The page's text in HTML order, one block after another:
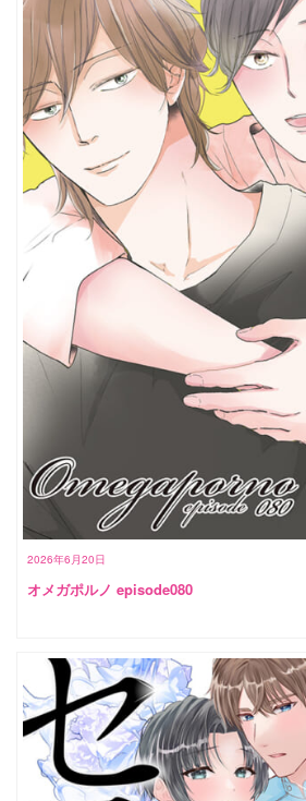
2026年6月20日
オメガポルノ episode080